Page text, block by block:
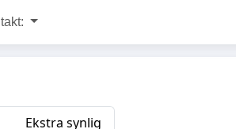
Ekstra synlig